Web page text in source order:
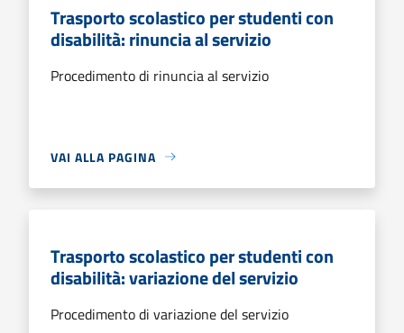
Trasporto scolastico per studenti con
disabilità: rinuncia al servizio
Procedimento di rinuncia al servizio
VAI ALLA PAGINA
Trasporto scolastico per studenti con
disabilità: variazione del servizio
Procedimento di variazione del servizio